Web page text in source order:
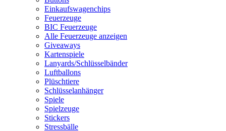
Einkaufswagenchips
Feuerzeuge
BIC Feuerzeuge
Alle Feuerzeuge anzeigen
Giveaways
Kartenspiele
Lanyards/Schlüsselbänder
Luftballons
Plüschtiere
Schlüsselanhänger
Spiele
Spielzeuge
Stickers
Stressbälle